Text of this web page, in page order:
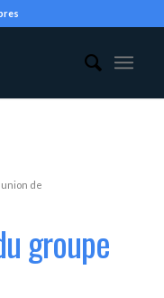
de
groupe